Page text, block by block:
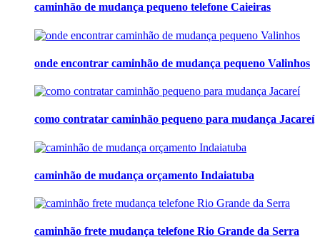
caminhão de mudança pequeno telefone Caieiras
onde encontrar caminhão de mudança pequeno Valinhos
como contratar caminhão pequeno para mudança Jacareí
caminhão de mudança orçamento Indaiatuba
caminhão frete mudança telefone Rio Grande da Serra